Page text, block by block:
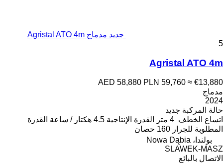
جديد مدماج Agristal ATO 4m
5
Agristal ATO 4m
AED 58,880 PLN 59,760 ≈ €13,880
مدماج
2024
حالة المركبة جديد
اتساع الخطف 4 متر القدرة الإنتاجية 4.5 هكتار / ساعة
القدرة
المطلوبة للجرار 160 حصان
بولندا، Nowa Dąbia
SLAWEK-MASZ
الاتصال بالبائع